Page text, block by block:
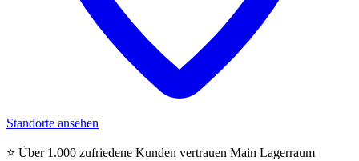
Standorte ansehen
⭐ Über 1.000 zufriedene Kunden vertrauen Main Lagerraum